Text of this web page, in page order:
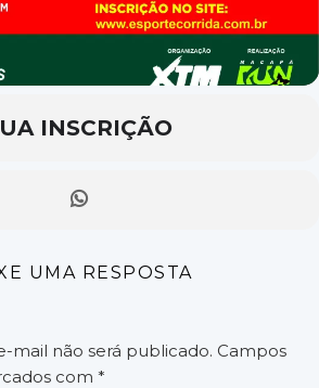
INSCRIÇÃO
UMA RESPOSTA
mail não será publicado. Campos
com *